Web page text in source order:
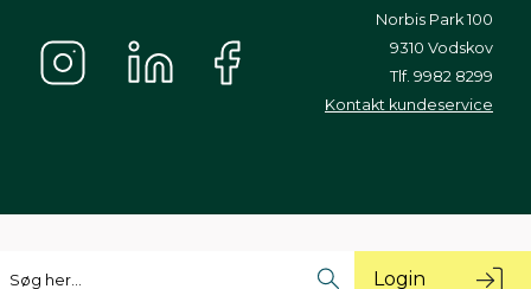
Søg her... Login
Norbis Park 100
9310 Vodskov
Tlf. 9982 8299
Kontakt kundeservice